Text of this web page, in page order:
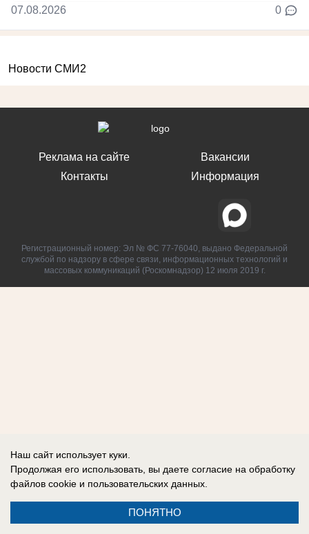
07.08.2026 0
Новости СМИ2
Реклама на сайте
Контакты
Вакансии
Информация
Регистрационный номер: Эл № ФС 77-76040, выдано Федеральной
службой по надзору в сфере связи, информационных технологий и
массовых коммуникаций (Роскомнадзор) 12 июля 2019 г.
Наш сайт использует куки.
Продолжая его использовать, вы даете согласие на обработку
файлов cookie и пользовательских данных.
ПОНЯТНО